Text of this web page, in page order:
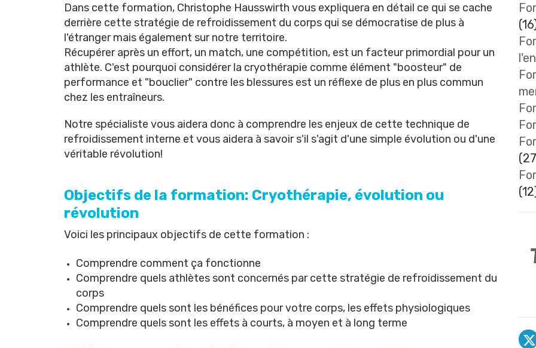
Dans cette formation, Christophe Hausswirth vous expliquera en détail ce qui se cache
derrière cette stratégie de refroidissement du corps qui se démocratise de plus à
l'étranger mais également sur notre territoire.
Récupérer après un effort, un match, une compétition, est un facteur primordial pour un
athlète. C'est pourquoi considérer la cryothérapie comme élément "boosteur" de
performance et "bouclier" contre les blessures est un réflexe de plus en plus commun
chez les entraîneurs.
Notre spécialiste vous aidera donc à comprendre les enjeux de cette technique de
refroidissement interne et vous aidera à savoir s'il s'agit d'une simple évolution ou d'une
véritable révolution!
Objectifs de la formation: Cryothérapie, évolution ou
révolution
Voici les principaux objectifs de cette formation :
Comprendre comment ça fonctionne
Comprendre quels athlètes sont concernés par cette stratégie de refroidissement du
corps
Comprendre quels sont les bénéfices pour votre corps, les effets physiologiques
Comprendre quels sont les effets à courts, à moyen et à long terme